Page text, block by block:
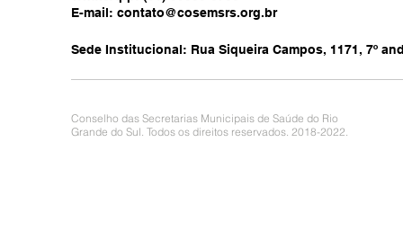
E-mail: contato@cosemsrs.org.br
Sede Institucional: Rua Siqueira Campos, 1171, 7º
Conselho das Secretarias Municipais de Saúde do Rio
Grande do Sul. Todos os direitos reservados. 2018-2022.